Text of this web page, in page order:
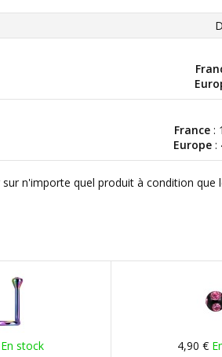
France :
Europe:
n'importe quel produit à condition
En stock 4,90 €